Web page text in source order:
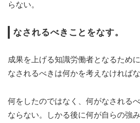
らない。
なされるべきことをなす。
成果を上げる知識労働者となるため
なされるべきは何かを考えなければな
何をしたのではなく、何がなされる
ならない。しかる後に何が自らの強